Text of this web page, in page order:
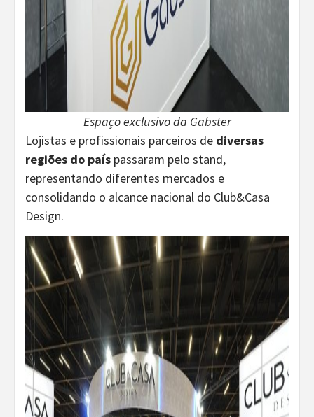
Espaço exclusivo da Gabster
Lojistas e profissionais parceiros de diversas
regiões do país passaram pelo stand,
representando diferentes mercados e
consolidando o alcance nacional do Club&Casa
Design.